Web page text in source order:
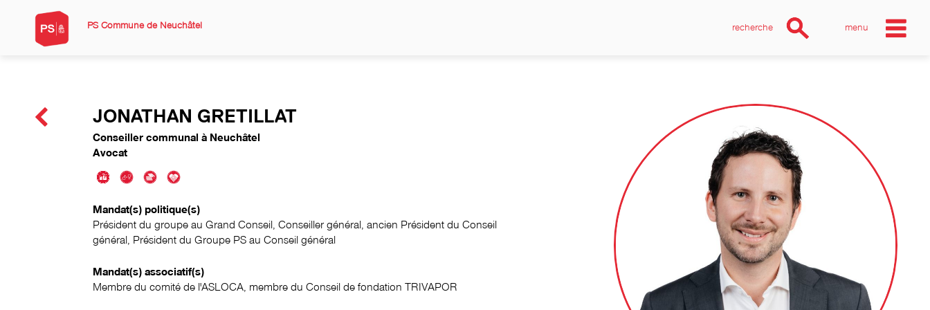
PS Commune de Neuchâtel menu
recherche
JONATHAN GRETILLAT
Conseiller communal à Neuchâtel
Avocat
Mandat(s) politique(s)
Président du groupe au Grand Conseil, Conseiller général, ancien Président du Conseil
général, Président du Groupe PS au Conseil général
Mandat(s) associatif(s)
Membre du comité de l'ASLOCA, membre du Conseil de fondation TRIVAPOR